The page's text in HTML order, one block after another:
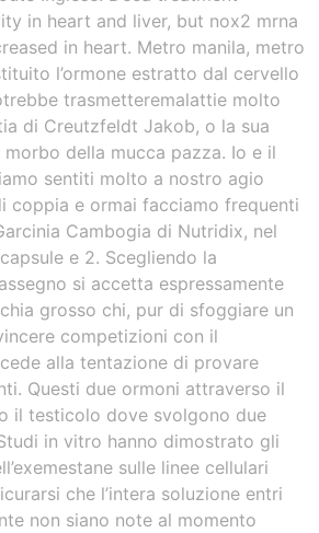
in heart and liver, but nox2 mrna
in heart. Metro manila, metro
l’ormone estratto dal cervello
trasmetteremalattie molto
di Creutzfeldt Jakob, o la sua
della mucca pazza. Io e il
sentiti molto a nostro agio
coppia e ormai facciamo frequenti
Cambogia di Nutridix, nel
e 2. Scegliendo la
si accetta espressamente
grosso chi, pur di sfoggiare un
competizioni con il
alla tentazione di provare
Questi due ormoni attraverso il
il testicolo dove svolgono due
in vitro hanno dimostrato gli
sulle linee cellulari
che l’intera soluzione entri
non siano note al momento